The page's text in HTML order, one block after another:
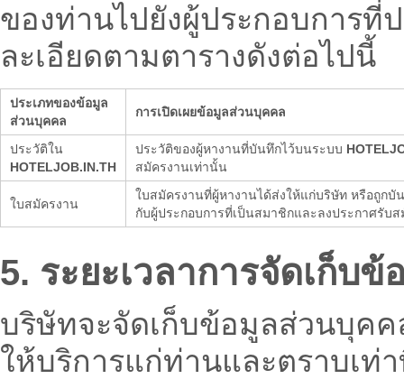
ของท่านไปยังผู้ประกอบการที่
ละเอียดตามตารางดังต่อไปนี้
ประเภทของข้อมูล
ส่วนบุคคล
การเปิดเผยข้อมูลส่วนบุคคล
ประวัติใน
HOTELJOB.IN.TH
ประวัติของผู้หางานที่บันทึกไว้บนระบบ
สมัครงานเท่านั้น
ใบสมัครงาน
ใบสมัครงานที่ผู้หางานได้ส่งให้แก่บริษัท หรือถูกบั
กับผู้ประกอบการที่เป็นสมาชิกและลงประกาศรับ
5. ระยะเวลาการจัดเก็บ
บริษัทจะจัดเก็บข้อมูลส่วนบุคค
ให้บริการแก่ท่านและตราบเท่